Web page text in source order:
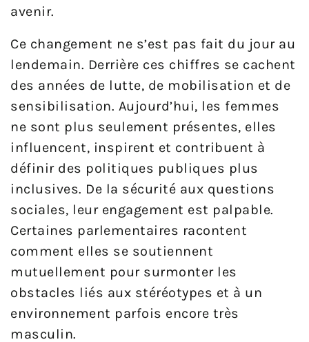
avenir.
Ce changement ne s’est pas fait du jour au
lendemain. Derrière ces chiffres se cachent
des années de lutte, de mobilisation et de
sensibilisation. Aujourd’hui, les femmes
ne sont plus seulement présentes, elles
influencent, inspirent et contribuent à
définir des politiques publiques plus
inclusives. De la sécurité aux questions
sociales, leur engagement est palpable.
Certaines parlementaires racontent
comment elles se soutiennent
mutuellement pour surmonter les
obstacles liés aux stéréotypes et à un
environnement parfois encore très
masculin.